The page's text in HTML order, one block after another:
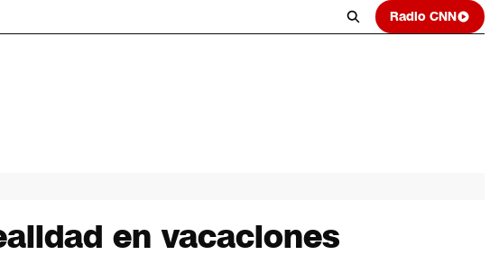
Radio CNN
en vacaciones